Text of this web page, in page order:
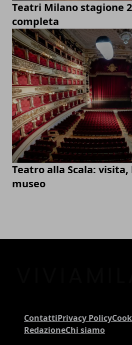
Teatri Milano stagione
completa
Teatro alla Scala:
museo
ContattiPrivacy Policy
RedazioneChi siamo